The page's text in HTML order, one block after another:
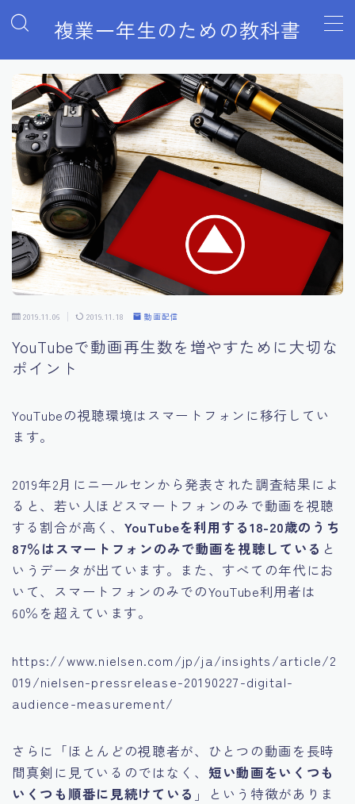
複業一年生のための教科書
MENU
#930 (タイトルなし)
WordPressでブログをはじめる手順
YouTubeでの動画配信のはじめ方と副業収入を得る方法
こんなにもある副業の種類
インターネット活用によるノーリスク副業
トップページ
ブログ一覧
プライバシーポリシー
プライバシーポリシー
利用規約／特定商取引法に基づく表記
副業を取り巻く環境の変化
得意分野を生かした副業アフィリエイト（成果報酬型広
告）のはじめかた
書籍「副業力」購入者限定特典ページ
有料記事の決済完了ページ
運営者情報
2019.11.06 2019.11.18 動画配信
YouTubeで動画再生数を増やすために大切な
ポイント
YouTubeの視聴環境はスマートフォンに移行してい
ます。
2019年2月にニールセンから発表された調査結果によ
ると、若い人ほどスマートフォンのみで動画を視聴
する割合が高く、 YouTubeを利用する18-20歳のうち
87％はスマートフォンのみで動画を視聴している と
いうデータが出ています。また、すべての年代にお
いて、スマートフォンのみでのYouTube利用者は
60％を超えています。
https://www.nielsen.com/jp/ja/insights/article/2
019/nielsen-pressrelease-20190227-digital-
audience-measurement/
さらに「ほとんどの視聴者が、ひとつの動画を長時
間真剣に見ているのではなく、 短い動画をいくつも
いくつも順番に見続けている 」という特徴がありま